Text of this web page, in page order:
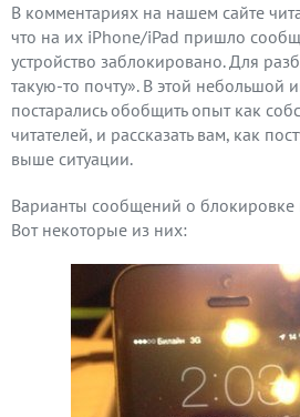
В комментариях на нашем сайте
что на их iPhone/iPad пришло
устройство заблокировано. Для
такую-то почту». В этой небольшой
постарались обобщить опыт как
читателей, и рассказать вам, как
выше ситуации.
Варианты сообщений о блокировке
Вот некоторые из них: